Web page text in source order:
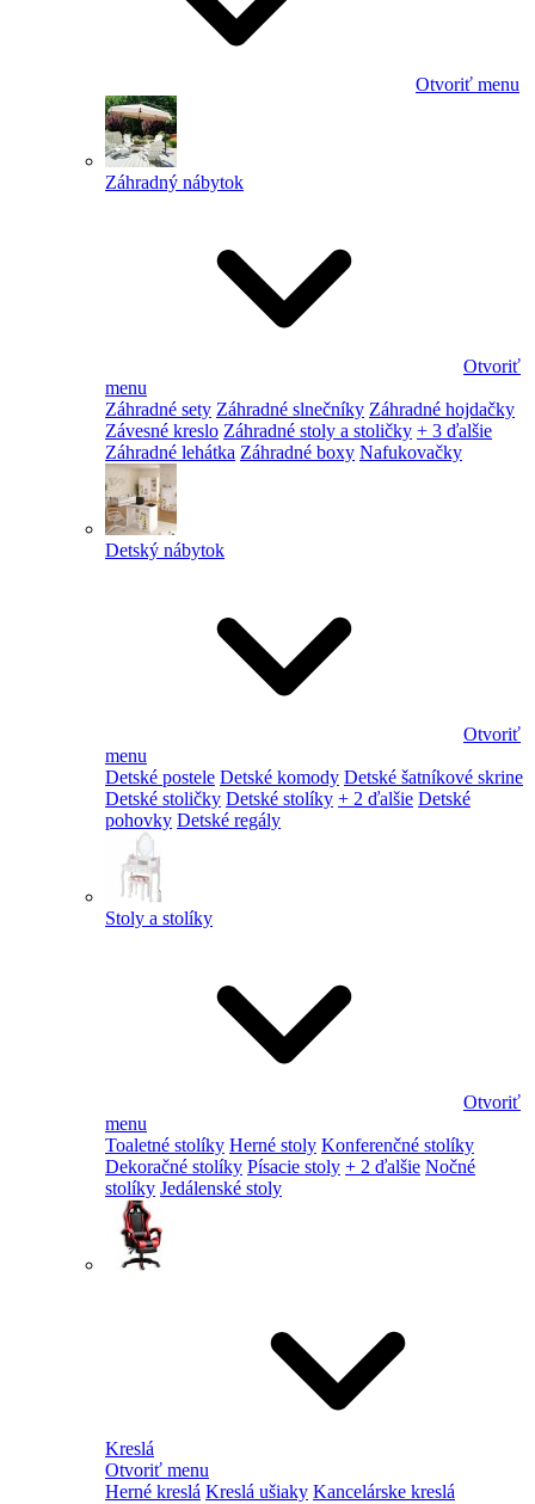
Otvoriť menu
Záhradný nábytok
Otvoriť
menu
Záhradné sety Záhradné slnečníky Záhradné hojdačky
Závesné kreslo Záhradné stoly a stoličky + 3 ďalšie
Záhradné lehátka Záhradné boxy Nafukovačky
Detský nábytok
Otvoriť
menu
Detské postele Detské komody Detské šatníkové skrine
Detské stoličky Detské stolíky + 2 ďalšie Detské
pohovky Detské regály
Stoly a stolíky
Otvoriť
menu
Toaletné stolíky Herné stoly Konferenčné stolíky
Dekoračné stolíky Písacie stoly + 2 ďalšie Nočné
stolíky Jedálenské stoly
Kreslá
Otvoriť menu
Herné kreslá Kreslá ušiaky Kancelárske kreslá